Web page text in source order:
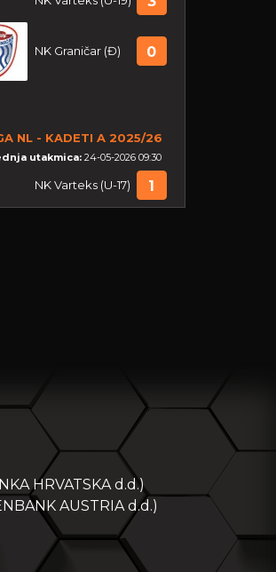
NK Graničar (Đ) 0
NL - KADETI A 2025/26
utakmica: 24-05-2026 09:30
NK Varteks (U-17) 1
NK Koprivnica 1
NK Varteks (U-15)
NL MLAĐI PIONIRI -
SJEVER 2025/26
utakmica: 06-06-2026
HRVATSKA d.d.)
AUSTRIA d.d.)